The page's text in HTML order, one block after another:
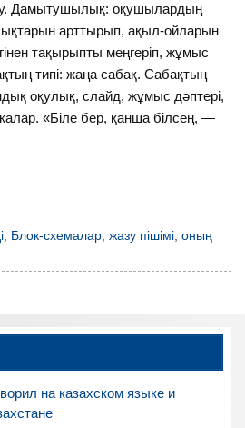
Дамытушылық: оқушылардың
арттырып, ақыл-ойларын
тақырыпты меңгеріп, жұмыс
типі: жаңа сабақ. Сабақтың
оқулық, слайд, жұмыс дәптері,
«Біле бер, қанша білсең, —
, Блок-схемалар,жазу пішімі,оның
на казахском языке и